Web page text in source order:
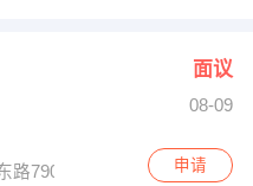
面议
08-09
路790号附近
申请